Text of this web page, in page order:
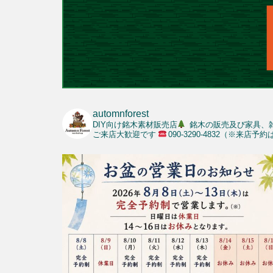
automnforest
DIY向け銘木素材販売店
銘木の販売及び家具、
ご来店大歓迎です
090-3290-4832（※来店予約